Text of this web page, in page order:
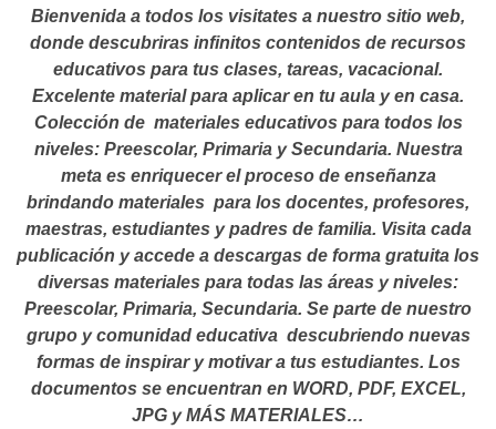
Bienvenida a todos los visitates a nuestro sitio web,
donde descubriras infinitos contenidos de recursos
educativos para tus clases, tareas, vacacional.
Excelente material para aplicar en tu aula y en casa.
Colección de materiales educativos para todos los
niveles: Preescolar, Primaria y Secundaria. Nuestra
meta es enriquecer el proceso de enseñanza
brindando materiales para los docentes, profesores,
maestras, estudiantes y padres de familia. Visita cada
publicación y accede a descargas de forma gratuita los
diversas materiales para todas las áreas y niveles:
Preescolar, Primaria, Secundaria. Se parte de nuestro
grupo y comunidad educativa descubriendo nuevas
formas de inspirar y motivar a tus estudiantes. Los
documentos se encuentran en WORD, PDF, EXCEL,
JPG y MÁS MATERIALES…